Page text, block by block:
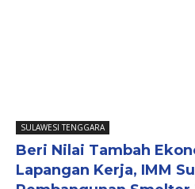
SULAWESI TENGGARA
Beri Nilai Tambah
Lapangan Kerja, IMM